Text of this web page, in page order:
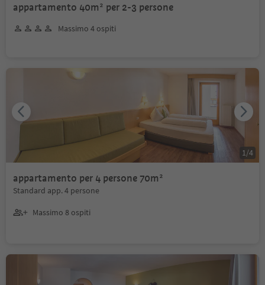
appartamento 40m² per 2-3 persone
Massimo 4 ospiti
appartamento per 4 persone 70m²
Standard app. 4 persone
Massimo 8 ospiti
1 /4